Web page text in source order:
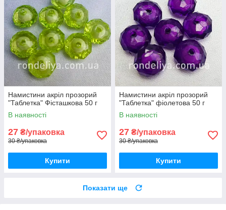
Намистини акріл прозорий
"Таблетка" Фісташкова 50 г
В наявності
27 ₴/упаковка
30 ₴/упаковка
Купити
Намистини акріл прозорий
"Таблетка" фіолетова 50 г
В наявності
27 ₴/упаковка
30 ₴/упаковка
Купити
Показати ще